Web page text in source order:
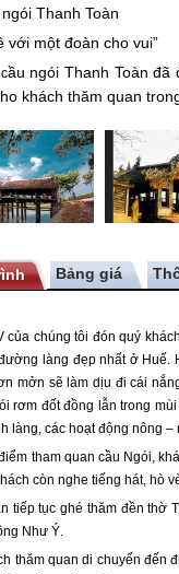
Thanh Toàn
với một đoàn cho vui”
ầu ngói Thanh Toàn
khách thăm quan
Bảng giá
của chúng tôi đón quý
làng đẹp nhất ở Huế.
mởn sẽ làm dịu đi cái
rơm đốt đồng lẫn trong
làng, các hoạt động nông
tham quan cầu Ngói,
còn nghe tiếng hát, hò
tiếp tục ghé thăm đền thờ
Như Ý.
thăm quan di chuyển đến